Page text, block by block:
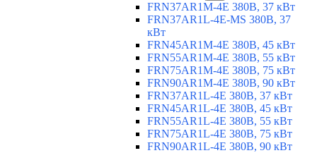
FRN37AR1M-4E 380В, 37 кВт
FRN37AR1L-4E-MS 380В, 37
кВт
FRN45AR1M-4E 380В, 45 кВт
FRN55AR1M-4E 380В, 55 кВт
FRN75AR1M-4E 380В, 75 кВт
FRN90AR1M-4E 380В, 90 кВт
FRN37AR1L-4E 380В, 37 кВт
FRN45AR1L-4E 380В, 45 кВт
FRN55AR1L-4E 380В, 55 кВт
FRN75AR1L-4E 380В, 75 кВт
FRN90AR1L-4E 380В, 90 кВт